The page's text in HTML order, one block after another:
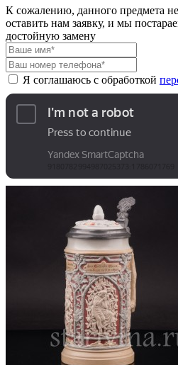
К сожалению, данного предмета
оставить нам заявку, и мы
достойную замену
Я соглашаюсь с обработкой